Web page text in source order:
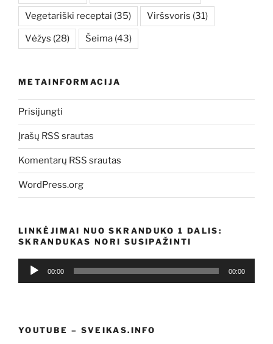
Vegetariški receptai (35) Viršsvoris (31)
Vėžys (28) Šeima (43)
METAINFORMACIJA
Prisijungti
Įrašų RSS srautas
Komentarų RSS srautas
WordPress.org
LINKĖJIMAI NUO SKRANDUKO 1 DALIS:
SKRANDUKAS NORI SUSIPAŽINTI
Audio
00:00 00:00
YOUTUBE – SVEIKAS.INFO